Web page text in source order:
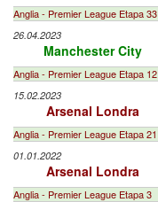
Anglia - Premier League Etapa 33
26.04.2023
Manchester City
Anglia - Premier League Etapa 12
15.02.2023
Arsenal Londra
Anglia - Premier League Etapa 21
01.01.2022
Arsenal Londra
Anglia - Premier League Etapa 3